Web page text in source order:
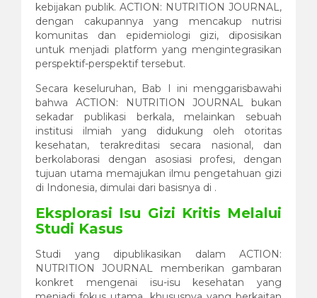
kebijakan publik. ACTION: NUTRITION JOURNAL,
dengan cakupannya yang mencakup nutrisi
komunitas dan epidemiologi gizi, diposisikan
untuk menjadi platform yang mengintegrasikan
perspektif-perspektif tersebut.
Secara keseluruhan, Bab I ini menggarisbawahi
bahwa ACTION: NUTRITION JOURNAL bukan
sekadar publikasi berkala, melainkan sebuah
institusi ilmiah yang didukung oleh otoritas
kesehatan, terakreditasi secara nasional, dan
berkolaborasi dengan asosiasi profesi, dengan
tujuan utama memajukan ilmu pengetahuan gizi
di Indonesia, dimulai dari basisnya di .
Eksplorasi Isu Gizi Kritis Melalui
Studi Kasus
Studi yang dipublikasikan dalam ACTION:
NUTRITION JOURNAL memberikan gambaran
konkret mengenai isu-isu kesehatan yang